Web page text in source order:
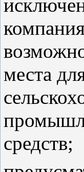
места
средств;